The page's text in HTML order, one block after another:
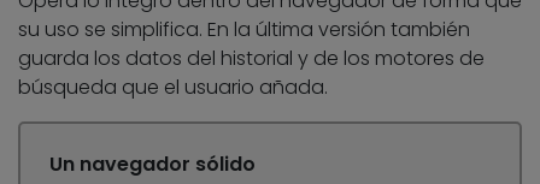
su uso se simplifica. En la última versión también
guarda los datos del historial y de los motores de
búsqueda que el usuario añada.
Un navegador sólido